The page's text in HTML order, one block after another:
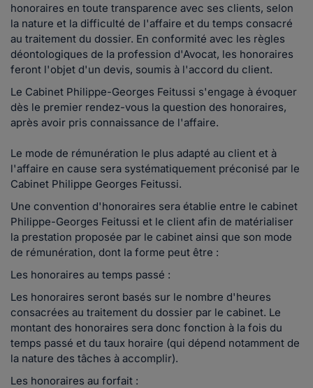
honoraires en toute transparence avec ses clients, selon
la nature et la difficulté de l'affaire et du temps consacré
au traitement du dossier. En conformité avec les règles
déontologiques de la profession d'Avocat, les honoraires
feront l'objet d'un devis, soumis à l'accord du client.
Le Cabinet Philippe-Georges Feitussi s'engage à évoquer
dès le premier rendez-vous la question des honoraires,
après avoir pris connaissance de l'affaire.
Le mode de rémunération le plus adapté au client et à
l'affaire en cause sera systématiquement préconisé par le
Cabinet Philippe Georges Feitussi.
Une convention d'honoraires sera établie entre le cabinet
Philippe-Georges Feitussi et le client afin de matérialiser
la prestation proposée par le cabinet ainsi que son mode
de rémunération, dont la forme peut être :
Les honoraires au temps passé :
Les honoraires seront basés sur le nombre d'heures
consacrées au traitement du dossier par le cabinet. Le
montant des honoraires sera donc fonction à la fois du
temps passé et du taux horaire (qui dépend notamment de
la nature des tâches à accomplir).
Les honoraires au forfait :